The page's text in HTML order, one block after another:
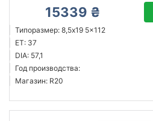
15339 ₴
Типоразмер: 8,5x19 5x112
ET: 37
DIA: 57,1
Год производства:
Магазин: R20